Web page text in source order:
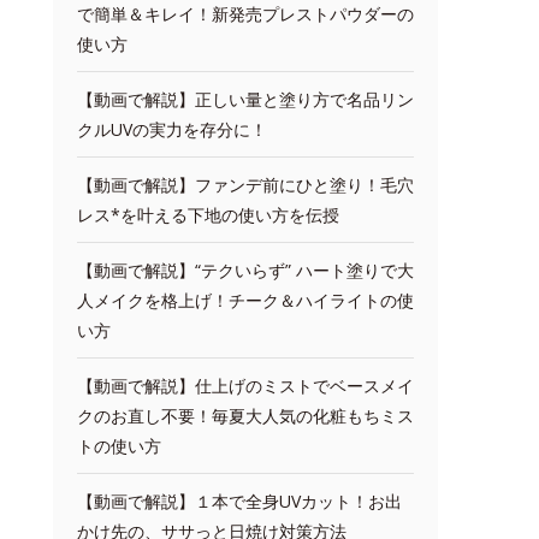
で簡単＆キレイ！新発売プレストパウダーの
使い方
【動画で解説】正しい量と塗り方で名品リン
クルUVの実力を存分に！
【動画で解説】ファンデ前にひと塗り！毛穴
レス*を叶える下地の使い方を伝授
【動画で解説】“テクいらず” ハート塗りで大
人メイクを格上げ！チーク＆ハイライトの使
い方
【動画で解説】仕上げのミストでベースメイ
クのお直し不要！毎夏大人気の化粧もちミス
トの使い方
【動画で解説】１本で全身UVカット！お出
かけ先の、ササっと日焼け対策方法